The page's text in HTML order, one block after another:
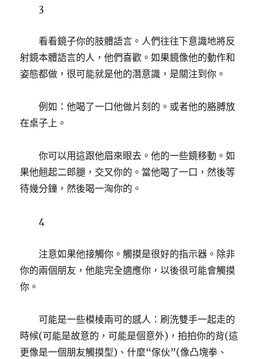
3
看看鏡子你的肢體語言。人們往往下意識地將反
射鏡本體語言的人，他們喜歡。如果鏡像他的動作和
姿態都做，很可能就是他的潛意識，是關注到你。
例如：他喝了一口他做片刻的。或者他的胳膊放
在桌子上。
你可以用這跟他眉來眼去。他的一些鏡移動。如
果他翹起二郎腿，交叉你的。當他喝了一口，然後等
待幾分鐘，然後喝一洶你的。
4
注意如果他接觸你。觸摸是很好的指示器。除非
你的兩個朋友，他​​能完全適應你，以後很可能會觸摸
你。
可能是一些模棱兩可的感人：刷洗雙手一起走的
時候(可能是故意的，可能是個意外)，拍拍你的背(這
更像是一個朋友觸摸型)、什麼“傢伙”(像凸塊拳、